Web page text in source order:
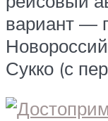
вариант —
Сукко (с